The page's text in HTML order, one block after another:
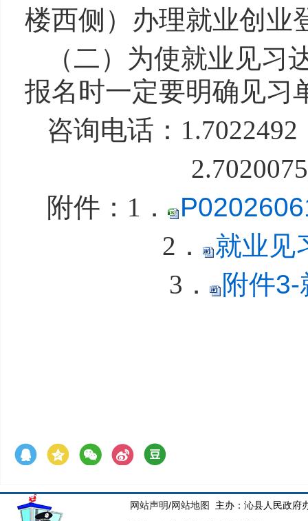
楼西侧） 办理就业创业
（二） 为使就业见习
报名时一定要明确 见习
咨询电话： 1.7022492
2.7020075（沁
附件： 1．
2．
就业见
3．
附件
网站声明/网站地图
主办：沁县人民政府